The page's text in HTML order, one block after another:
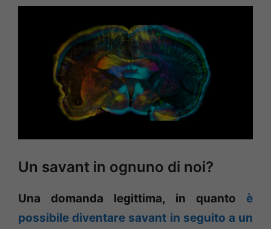
Un savant in ognuno di noi?
Una domanda legittima, in quanto è
possibile diventare savant in seguito a un